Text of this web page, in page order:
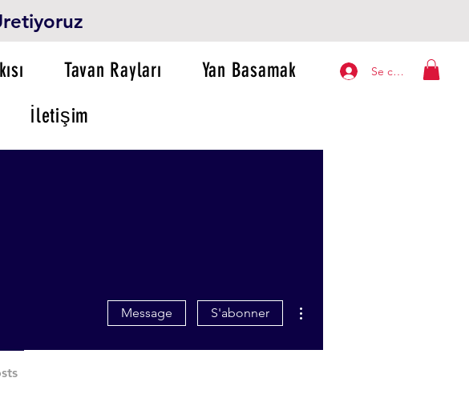
Se connecter
Tavan Rayları
Yan Basamak
İletişim
Message S'abonner